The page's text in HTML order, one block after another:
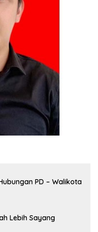
PD – Walikota
Lebih Sayang